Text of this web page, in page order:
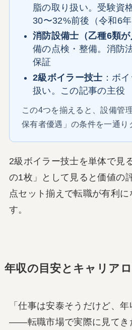
脂の取り扱い。受験資
30〜32%前後（令和6年
消防設備士（乙種6類が
備の点検・整備。消防
保証
2級ボイラー技士 ：ボ
扱い。この記事の主役
この4つを揃えると、設備管
保有者優遇」の条件を一通り
2級ボイラー技士を単体で見
の1枚」として見ると価値の
点セット揃えで転職が有利
す。
年収の目安とキャリア
「仕事は安泰そうだけど、年
——転職市場で実際に見てき